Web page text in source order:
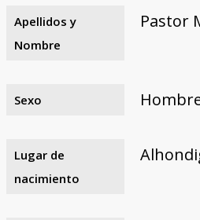
Razones y
El equipo
Colaboradores
Fuentes
Apellidos y
Nombre
Pastor
Sexo
Lugar de
nacimiento